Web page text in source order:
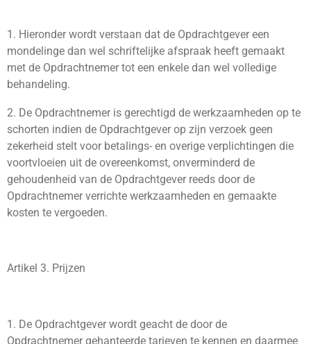
1. Hieronder wordt verstaan dat de Opdrachtgever een
mondelinge dan wel schriftelijke afspraak heeft gemaakt
met de Opdrachtnemer tot een enkele dan wel volledige
behandeling.
2. De Opdrachtnemer is gerechtigd de werkzaamheden op te
schorten indien de Opdrachtgever op zijn verzoek geen
zekerheid stelt voor betalings- en overige verplichtingen die
voortvloeien uit de overeenkomst, onverminderd de
gehoudenheid van de Opdrachtgever reeds door de
Opdrachtnemer verrichte werkzaamheden en gemaakte
kosten te vergoeden.
Artikel 3. Prijzen
1. De Opdrachtgever wordt geacht de door de
Opdrachtnemer gehanteerde tarieven te kennen en daarmee